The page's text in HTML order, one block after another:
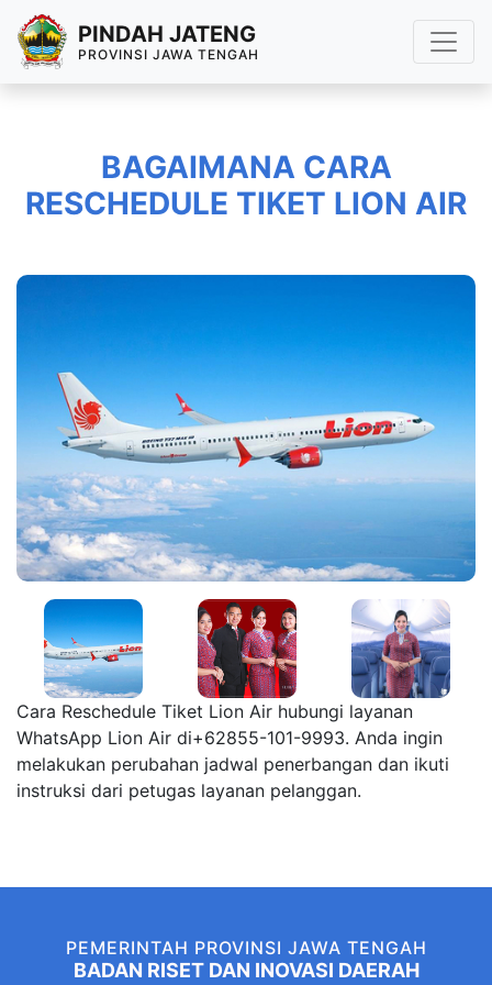
PINDAH JATENG
PROVINSI JAWA TENGAH
BAGAIMANA CARA
RESCHEDULE TIKET LION AIR
Cara Reschedule Tiket Lion Air hubungi layanan
WhatsApp Lion Air di+62855-101-9993. Anda ingin
melakukan perubahan jadwal penerbangan dan ikuti
instruksi dari petugas layanan pelanggan.
PEMERINTAH PROVINSI JAWA TENGAH
BADAN RISET DAN INOVASI DAERAH